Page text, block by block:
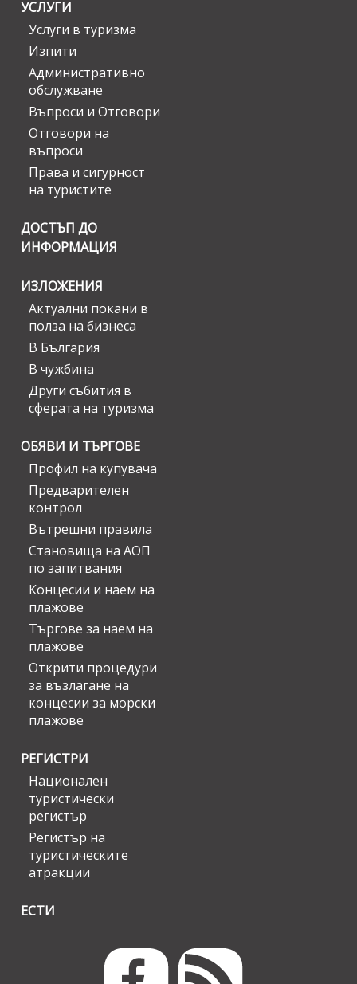
УСЛУГИ
Услуги в туризма
Изпити
Административно
обслужване
Въпроси и Отговори
Отговори на
въпроси
Права и сигурност
на туристите
ДОСТЪП ДО
ИНФОРМАЦИЯ
ИЗЛОЖЕНИЯ
Актуални покани в
полза на бизнеса
В България
В чужбина
Други събития в
сферата на туризма
ОБЯВИ И ТЪРГОВЕ
Профил на купувача
Предварителен
контрол
Вътрешни правила
Становища на АОП
по запитвания
Концесии и наем на
плажове
Търгове за наем на
плажове
Открити процедури
за възлагане на
концесии за морски
плажове
РЕГИСТРИ
Национален
туристически
регистър
Регистър на
туристическите
атракции
ЕСТИ